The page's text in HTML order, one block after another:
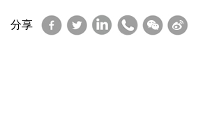
分享 Facebook
TwitterLinkedInWhatsApp
WeChat